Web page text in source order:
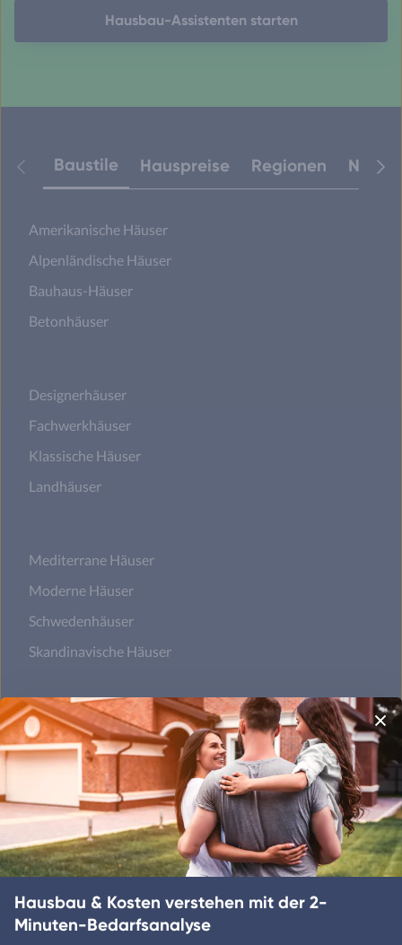
Hausbau-Assistenten starten
Baustile Hauspreise Regionen
Amerikanische Häuser
Alpenländische Häuser
Bauhaus-Häuser
Betonhäuser
Designerhäuser
Fachwerkhäuser
Klassische Häuser
Landhäuser
Mediterrane Häuser
Moderne Häuser
Schwedenhäuser
Skandinavische Häuser
Satteldachhäuser
Flachdachhäuser
Walmdachhäuser
Pultdachhäuser
Unternehmen
Hausbau & Kosten verstehen mit der 2-
Minuten-Bedarfsanalyse